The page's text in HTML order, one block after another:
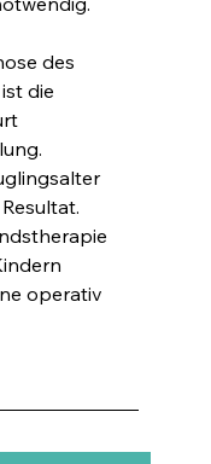
des
die
operativ